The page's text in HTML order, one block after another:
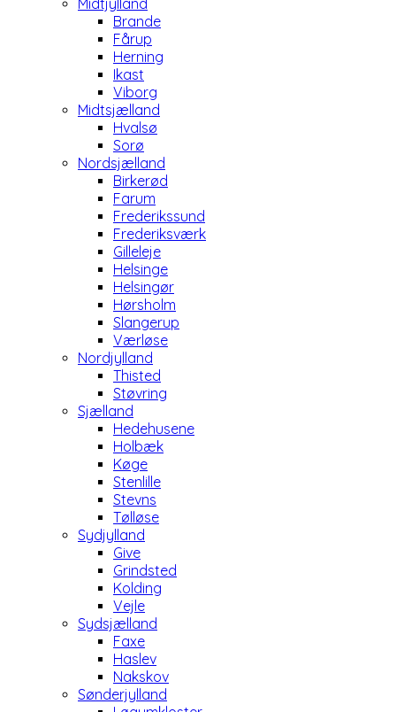
Midtjylland
Brande
Fårup
Herning
Ikast
Viborg
Midtsjælland
Hvalsø
Sorø
Nordsjælland
Birkerød
Farum
Frederikssund
Frederiksværk
Gilleleje
Helsinge
Helsingør
Hørsholm
Slangerup
Værløse
Nordjylland
Thisted
Støvring
Sjælland
Hedehusene
Holbæk
Køge
Stenlille
Stevns
Tølløse
Sydjylland
Give
Grindsted
Kolding
Vejle
Sydsjælland
Faxe
Haslev
Nakskov
Sønderjylland